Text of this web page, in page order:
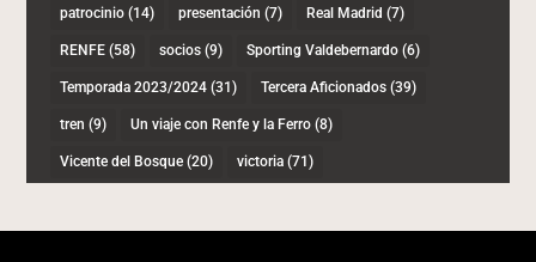
patrocinio (14) presentación (7) Real Madrid (7)
RENFE (58) socios (9) Sporting Valdebernardo (6)
Temporada 2023/2024 (31) Tercera Aficionados (39)
tren (9) Un viaje con Renfe y la Ferro (8)
Vicente del Bosque (20) victoria (71)